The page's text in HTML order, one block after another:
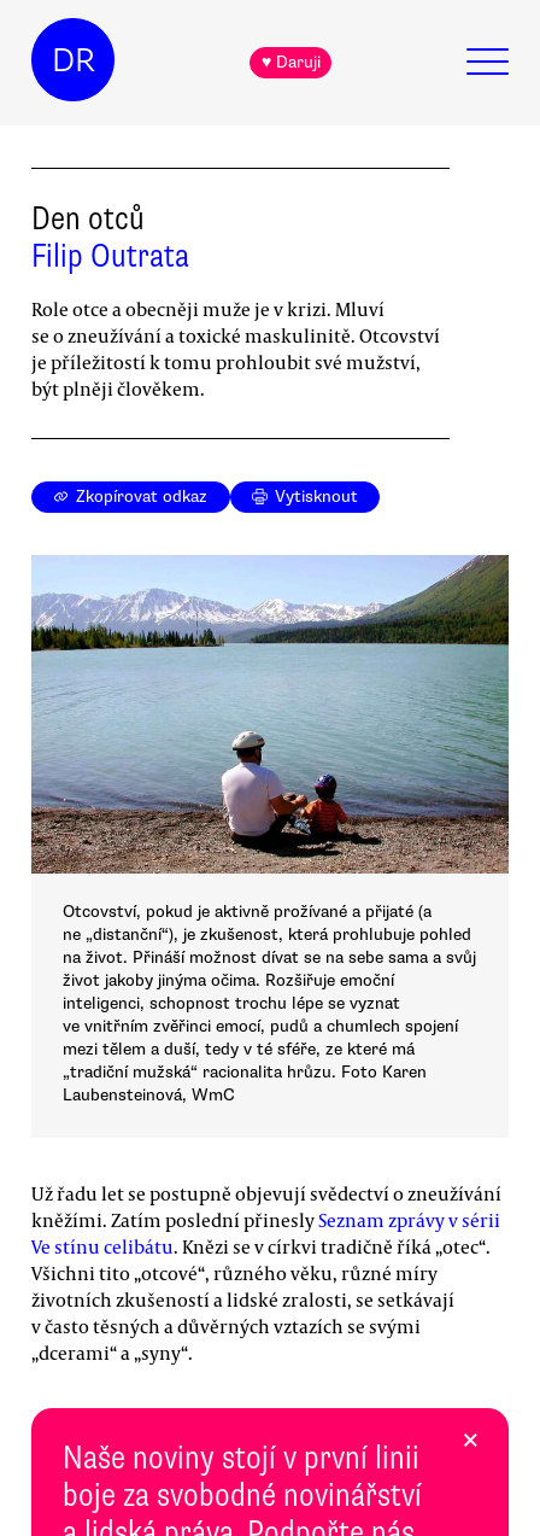
DR ♥ Daruji
Den otců
Filip Outrata
Role otce a obecněji muže je v krizi. Mluví
se o zneužívání a toxické maskulinitě. Otcovství
je příležitostí k tomu prohloubit své mužství,
být plněji člověkem.
Zkopírovat odkaz Vytisknout
Otcovství, pokud je aktivně prožívané a přijaté (a
ne „distanční“), je zkušenost, která prohlubuje pohled
na život. Přináší možnost dívat se na sebe sama a svůj
život jakoby jinýma očima. Rozšiřuje emoční
inteligenci, schopnost trochu lépe se vyznat
ve vnitřním zvěřinci emocí, pudů a chumlech spojení
mezi tělem a duší, tedy v té sféře, ze které má
„tradiční mužská“ racionalita hrůzu. Foto Karen
Laubensteinová, WmC
Už řadu let se postupně objevují svědectví o zneužívání
kněžími. Zatím poslední přineslySeznam zprávy v sérii
Ve stínu celibátu. Knězi se v církvi tradičně říká „otec“.
Všichni tito „otcové“, různého věku, různé míry
životních zkušeností a lidské zralosti, se setkávají
v často těsných a důvěrných vztazích se svými
„dcerami“ a „syny“.
Naše noviny stojí v první linii
boje za svobodné novinářství
×